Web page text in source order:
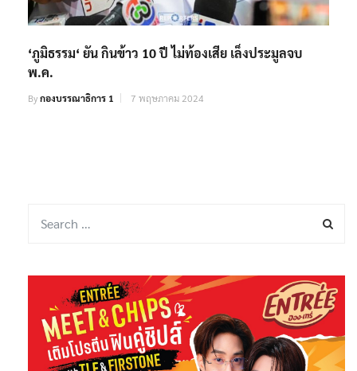
‘ภูมิธรรม‘ ยัน กินข้าว 10 ปี ไม่ท้องเสีย เล็งประมูลจบ
พ.ค.
Byกองบรรณาธิการ 1 7 พฤษภาคม 2024